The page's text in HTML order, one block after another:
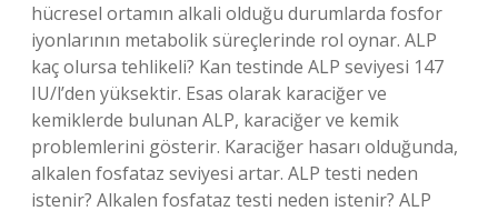
hücresel ortamın alkali olduğu durumlarda fosfor
iyonlarının metabolik süreçlerinde rol oynar. ALP
kaç olursa tehlikeli? Kan testinde ALP seviyesi 147
IU/l’den yüksektir. Esas olarak karaciğer ve
kemiklerde bulunan ALP, karaciğer ve kemik
problemlerini gösterir. Karaciğer hasarı olduğunda,
alkalen fosfataz seviyesi artar. ALP testi neden
istenir? Alkalen fosfataz testi neden istenir? ALP